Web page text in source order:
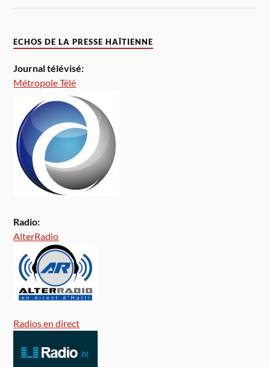
ECHOS DE LA PRESSE HAÏTIENNE
Journal télévisé:
Métropole Télé
Radio:
AlterRadio
Radios en direct